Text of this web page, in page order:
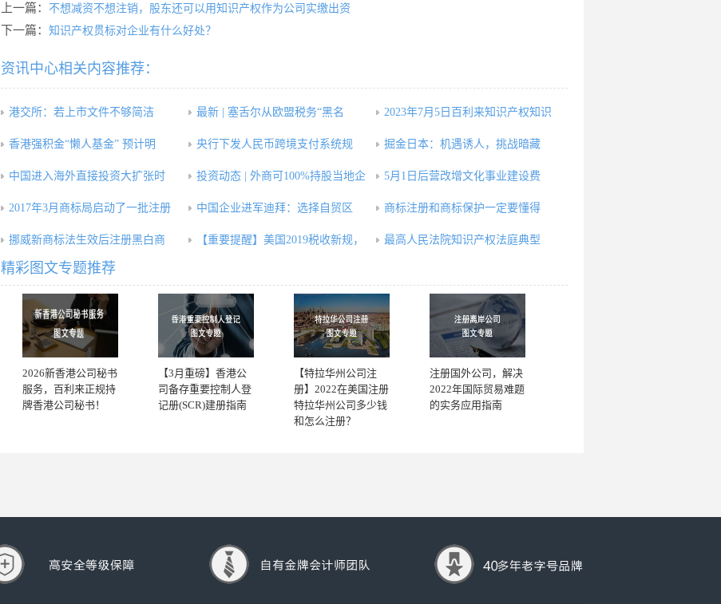
上一篇： 不想减资不想注销，股东还可以用知识产权作为公司实缴出资
下一篇： 知识产权贯标对企业有什么好处？
资讯中心相关内容推荐：
港交所：若上市文件不够简洁 最新 | 塞舌尔从欧盟税务“黑名 2023年7月5日百利来知识产权知识
香港强积金“懒人基金” 预计明 央行下发人民币跨境支付系统规 掘金日本：机遇诱人，挑战暗藏
中国进入海外直接投资大扩张时 投资动态 | 外商可100%持股当地企 5月1日后营改增文化事业建设费
2017年3月商标局启动了一批注册 中国企业进军迪拜：选择自贸区 商标注册和商标保护一定要懂得
挪威新商标法生效后注册黑白商 【重要提醒】美国2019税收新规， 最高人民法院知识产权法庭典型
精彩图文专题推荐
2026新香港公司秘书
服务，百利来正规持
牌香港公司秘书！
【3月重磅】香港公
司备存重要控制人登
记册(SCR)建册指南
【特拉华州公司注
册】2022在美国注册
特拉华州公司多少钱
和怎么注册？
注册国外公司，解决
2022年国际贸易难题
的实务应用指南